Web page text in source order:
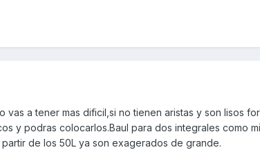
vas a tener mas dificil,si no tienen aristas y son lisos
y podras colocarlos.Baul para dos integrales como
de los 50L ya son exagerados de grande.